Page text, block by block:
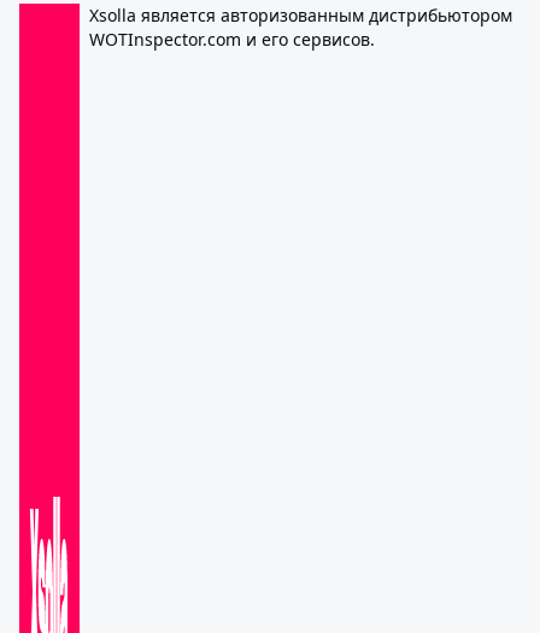
Xsolla является авторизованным дистрибьютором
WOTInspector.com и его сервисов.